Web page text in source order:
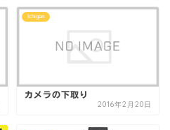
Ichigan
カメラの下取り
2016年2月20日